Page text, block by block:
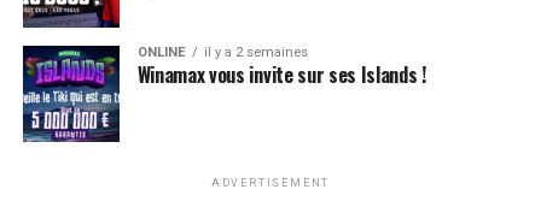
ONLINE il y a 2 semaines
Winamax vous invite sur ses Islands !
ADVERTISEMENT